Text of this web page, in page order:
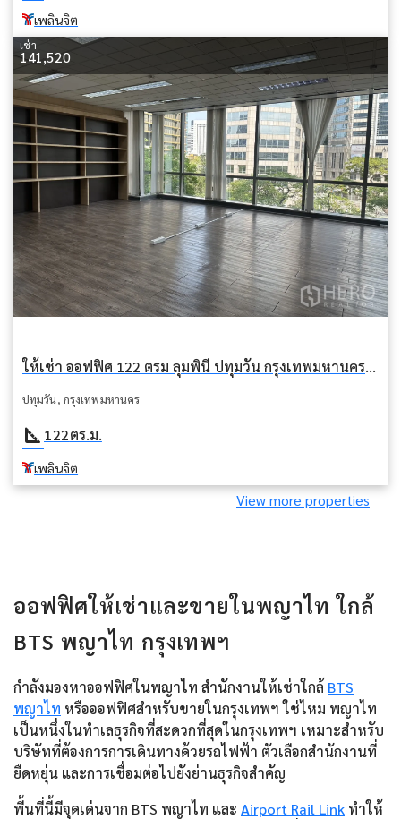
เพลินจิต
เช่า
141,520
ให้เช่า ออฟฟิศ 122 ตรม ลุมพินี ปทุมวัน กรุงเทพมหานคร BTS เพลินจิต
ปทุมวัน, กรุงเทพมหานคร
square_foot 122ตร.ม.
เพลินจิต
View more properties
ออฟฟิศให้เช่าและขายในพญาไท ใกล้
BTS พญาไท กรุงเทพฯ
กำลังมองหาออฟฟิศในพญาไท สำนักงานให้เช่าใกล้ BTS
พญาไท หรือออฟฟิศสำหรับขายในกรุงเทพฯ ใช่ไหม พญาไท
เป็นหนึ่งในทำเลธุรกิจที่สะดวกที่สุดในกรุงเทพฯ เหมาะสำหรับ
บริษัทที่ต้องการการเดินทางด้วยรถไฟฟ้า ตัวเลือกสำนักงานที่
ยืดหยุ่น และการเชื่อมต่อไปยังย่านธุรกิจสำคัญ
พื้นที่นี้มีจุดเด่นจาก BTS พญาไท และ Airport Rail Link ทำให้